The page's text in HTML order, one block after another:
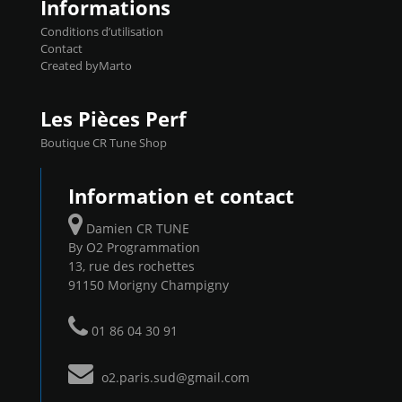
Informations
Conditions d’utilisation
Contact
Created byMarto
Les Pièces Perf
Boutique CR Tune Shop
Information et contact
Damien CR TUNE
By O2 Programmation
13, rue des rochettes
91150 Morigny Champigny
01 86 04 30 91
o2.paris.sud@gmail.com